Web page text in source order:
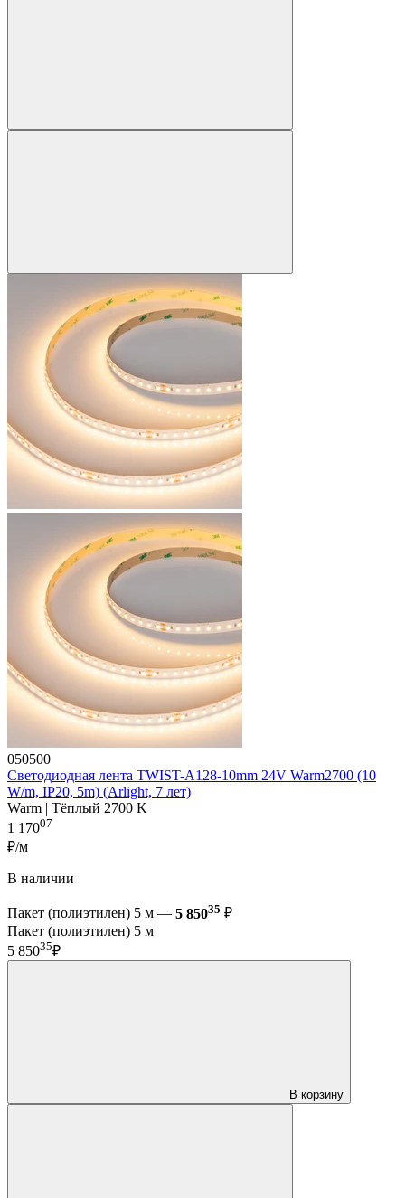
050500
Светодиодная лента TWIST-A128-10mm 24V Warm2700 (10
W/m, IP20, 5m) (Arlight, 7 лет)
Warm | Тёплый 2700 K
1 17007
₽/м
В наличии
Пакет (полиэтилен) 5 м — 5 85035 ₽
Пакет (полиэтилен) 5 м
5 85035₽
В корзину